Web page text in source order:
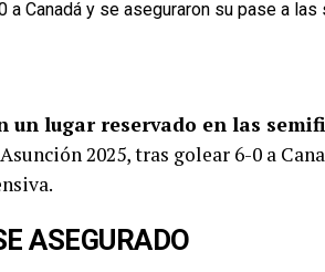
un lugar reservado en las
2025, tras golear 6-0 a
ASEGURADO